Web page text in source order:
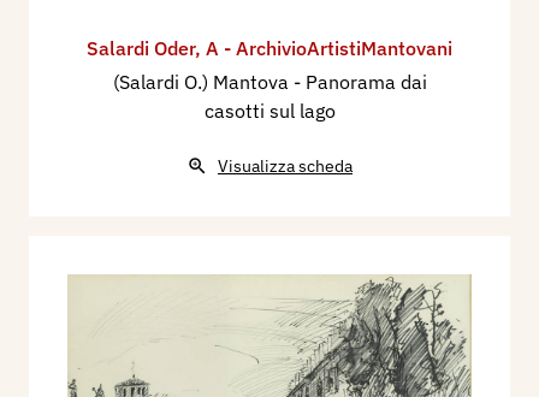
Salardi Oder, A - ArchivioArtistiMantovani
(Salardi O.) Mantova - Panorama dai
casotti sul lago
Visualizza scheda